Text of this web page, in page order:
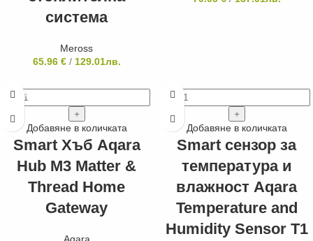
система
Meross
65.96 €/ 129.01лв.
ПРЕПОРЪЧАН
Добавяне в количката
Smart Хъб Aqara
Hub M3 Matter &
Thread Home
Gateway
Добавяне в количката
Smart сензор за
температура и
влажност Aqara
Temperature and
Humidity Sensor Т1